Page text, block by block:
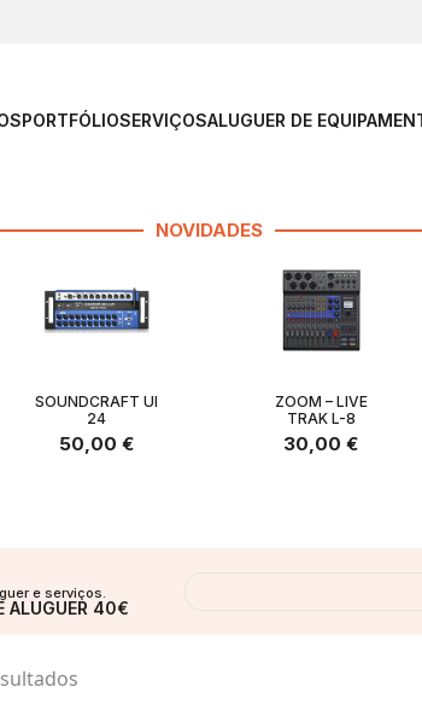
PORTFÓLIOSERVIÇOSALUGUER DE
NOVIDADES
SOUNDCRAFT UI
24
50,00 €
ZOOM – LIVE
TRAK L-8
30,00€
e serviços.
ALUGUER 40€